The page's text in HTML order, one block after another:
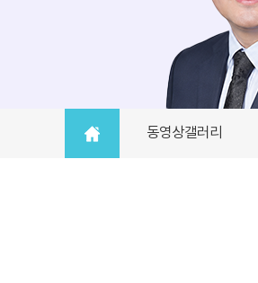
동영상갤러리